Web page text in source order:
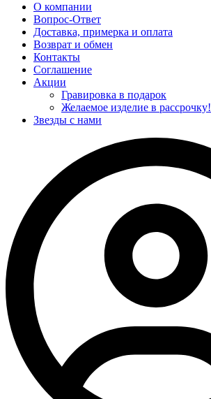
О компании
Вопрос-Ответ
Доставка, примерка и оплата
Возврат и обмен
Контакты
Соглашение
Акции
Гравировка в подарок
Желаемое изделие в рассрочку!
Звезды с нами